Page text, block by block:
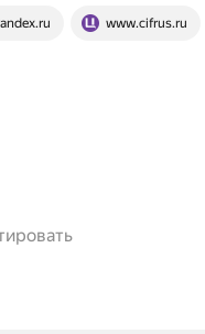
www.cifrus.ru